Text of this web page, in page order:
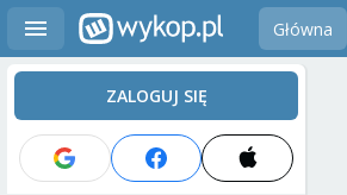
Główna
ZALOGUJ SIĘ